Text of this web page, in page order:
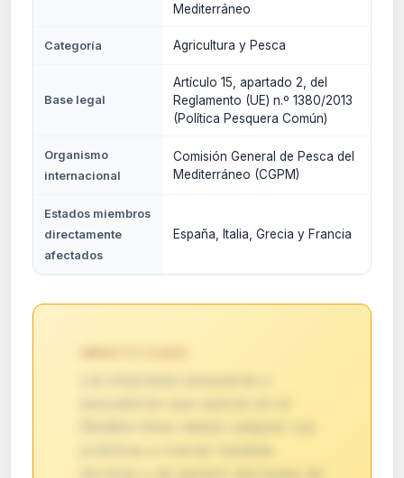
Mediterráneo
Categoría Agricultura y Pesca
Base legal
Artículo 15, apartado 2, del
Reglamento (UE) n.º 1380/2013
(Política Pesquera Común)
Organismo
internacional
Comisión General de Pesca del
Mediterráneo (CGPM)
Estados miembros
directamente
afectados
España, Italia, Grecia y Francia